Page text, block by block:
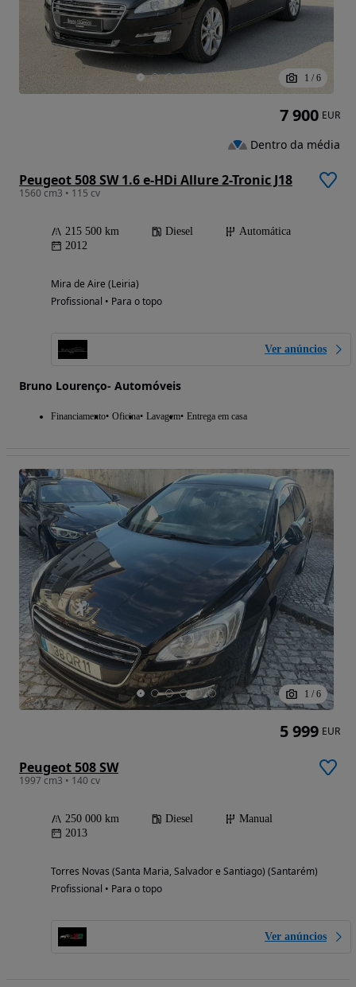
1 / 6
Peugeot 508 SW 1.6 e-HDi Allure 2-Tronic J18
1560 cm3 • 115 cv
215 500 km Diesel
Automática
2012
Mira de Aire (Leiria)
Profissional • Para o topo
Ver anúncios
Bruno Lourenço- Automóveis
Financiamento Oficina Lavagem Entrega em casa
7 900 EUR
Dentro da média
1 / 6
Peugeot 508 SW
1997 cm3 • 140 cv
250 000 km Diesel
Manual
2013
Torres Novas (Santa Maria, Salvador e Santiago) (Santarém)
Profissional • Para o topo
Ver anúncios
5 999 EUR